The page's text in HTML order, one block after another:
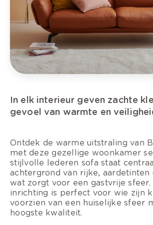
In elk interieur geven zachte
gevoel van warmte en
Ontdek de warme uitstraling van
met deze gezellige woonkamer
stijlvolle lederen sofa staat
achtergrond van rijke, aardetinten
wat zorgt voor een gastvrije sfeer.
inrichting is perfect voor wie zijn
voorzien van een huiselijke sfeer
hoogste kwaliteit.